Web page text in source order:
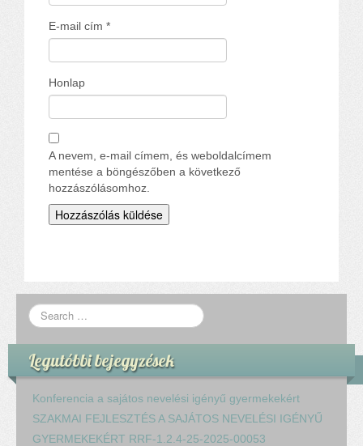
E-mail cím *
Honlap
A nevem, e-mail címem, és weboldalcímem
mentése a böngészőben a következő
hozzászólásomhoz.
Legutóbbi bejegyzések
Konferencia a sajátos nevelési igényű gyermekekért
SZAKMAI FEJLESZTÉS A SAJÁTOS NEVELÉSI IGÉNYŰ
GYERMEKEKÉRT RRF-1.2.4-25-2025-00053